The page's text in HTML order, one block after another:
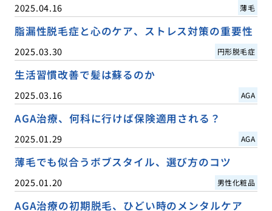
2025.04.16 薄毛
脂漏性脱毛症と心のケア、ストレス対策の重要性
2025.03.30 円形脱毛症
生活習慣改善で髪は蘇るのか
2025.03.16 AGA
AGA治療、何科に行けば保険適用される？
2025.01.29 AGA
薄毛でも似合うボブスタイル、選び方のコツ
2025.01.20 男性化粧品
AGA治療の初期脱毛、ひどい時のメンタルケア